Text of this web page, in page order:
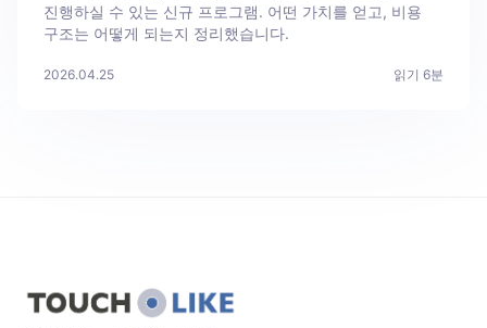
진행하실 수 있는 신규 프로그램. 어떤 가치를 얻고, 비용
구조는 어떻게 되는지 정리했습니다.
2026.04.25 읽기 6분